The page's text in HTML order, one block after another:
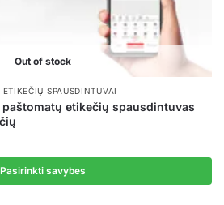
Out of stock
ETIKEČIŲ SPAUSDINTUVAI
etikečių spausdintuvas
Pasirinkti savybes